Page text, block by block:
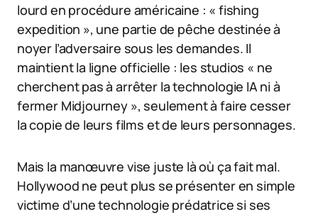
lourd en procédure américaine : « fishing
expedition », une partie de pêche destinée à
noyer l’adversaire sous les demandes. Il
maintient la ligne officielle : les studios « ne
cherchent pas à arrêter la technologie IA ni à
fermer Midjourney », seulement à faire cesser
la copie de leurs films et de leurs personnages.
Mais la manœuvre vise juste là où ça fait mal.
Hollywood ne peut plus se présenter en simple
victime d’une technologie prédatrice si ses